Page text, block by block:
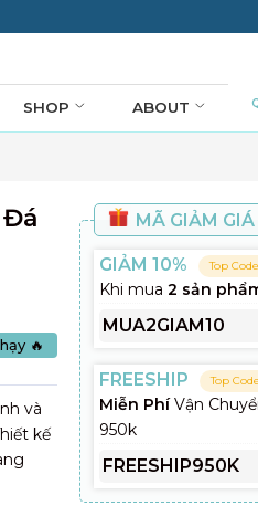
SHOP ABOUT
Đá
🔥
và
kế
MÃ GIẢM GIÁ
GIẢM 10% Top Code
Khi mua 2 sản
MUA2GIAM10
FREESHIP Top Code
Miễn PhíVận
950k
FREESHIP950K